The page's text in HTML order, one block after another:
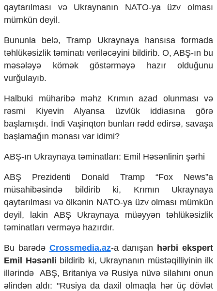
Foto
İnfoqrafika
Podcast
Humanitar
Elm və təhsil
Mədəniyyət
Diaspor
Yüksəliş hekayəsi
Mədəniyyətimizin Zəfəri
Zəfər Diasporu
Ailə və uşaq
İqtisadiyyat
İqtisadi xəbərlər
Energetika
Neft-qaz
Kənd təsərrüfatı
Hərbi sənaye
Telekommunikasiya və nəqliyyat
COP29
qaytarılması və Ukraynanın NATO-ya üzv olması
mümkün deyil.
Bununla belə, Tramp Ukraynaya hansısa formada
təhlükəsizlik təminatı veriləcəyini bildirib. O, ABŞ-ın bu
məsələyə kömək göstərməyə hazır olduğunu
vurğulayıb.
Halbuki müharibə məhz Krımın azad olunması və
rəsmi Kiyevin Alyansa üzvlük iddiasına görə
başlamışdı. İndi Vaşinqton bunları rədd edirsə, savaşa
başlamağın mənası var idimi?
ABŞ-ın Ukraynaya təminatları: Emil Həsənlinin şərhi
ABŞ Prezidenti Donald Tramp “Fox News”a
müsahibəsində bildirib ki, Krımın Ukraynaya
qaytarılması və ölkənin NATO-ya üzv olması mümkün
deyil, lakin ABŞ Ukraynaya müəyyən təhlükəsizlik
təminatları verməyə hazırdır.
Bu barədə Crossmedia.az-a danışan hərbi ekspert
Emil Həsənli bildirib ki, Ukraynanın müstəqilliyinin ilk
illərində ABŞ, Britaniya və Rusiya nüvə silahını onun
əlindən aldı: "Rusiya da daxil olmaqla hər üç dövlət